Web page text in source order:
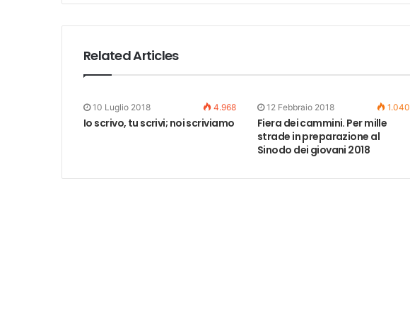
Related Articles
10 Luglio 2018 4.968
Io scrivo, tu scrivi; noi scriviamo
12 Febbraio 2018 1.040
Fiera dei cammini. Per mille
strade in preparazione al
Sinodo dei giovani 2018